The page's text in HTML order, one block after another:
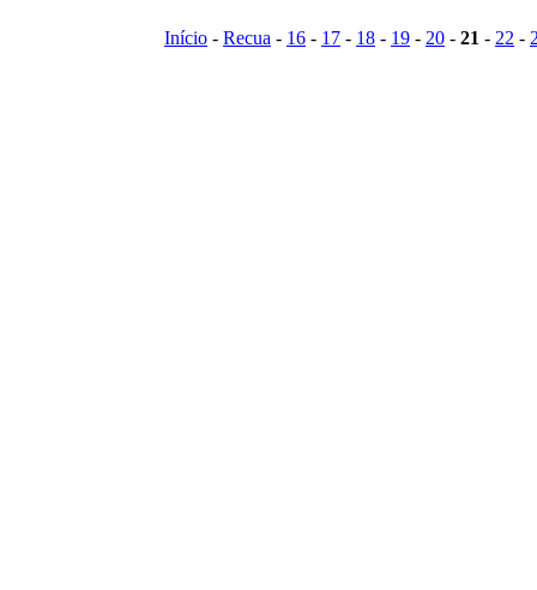
Início - Recua - 16 - 17 - 18 - 19 - 20 - 21 - 22 -